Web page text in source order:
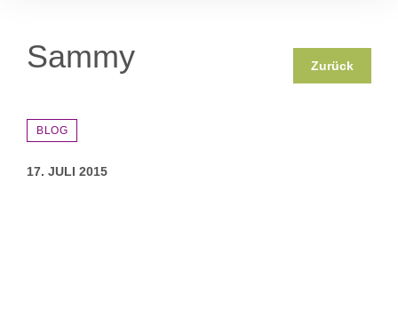
Sammy Zurück
BLOG
17. JULI 2015